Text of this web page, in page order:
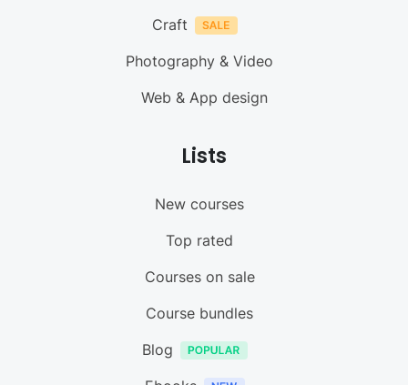
Craft
Photography & Video
Web & App design
Lists
New courses
Top rated
Courses on sale
Course bundles
Blog